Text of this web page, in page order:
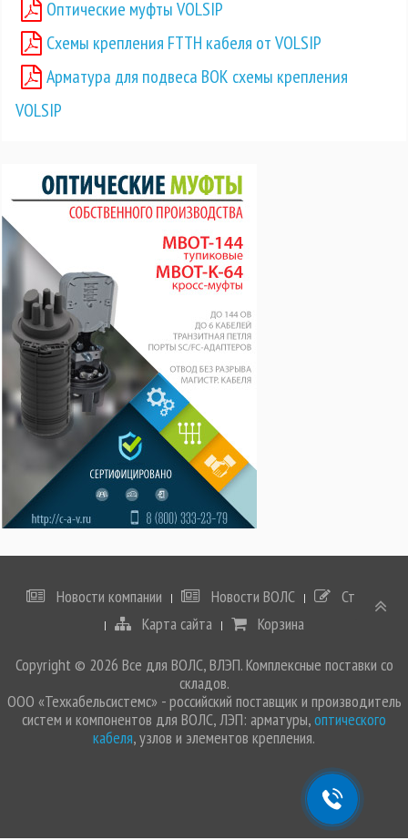
Оптические муфты VOLSIP
Схемы крепления FTTH кабеля от VOLSIP
Арматура для подвеса ВОК схемы крепления
VOLSIP
Новости компании Новости ВОЛС
Статьи
Карта сайта
Корзина
Copyright © 2026 Все для ВОЛС, ВЛЭП. Комплексные поставки со
складов.
ООО «Техкабельсистемс» - российский поставщик и производитель
систем и компонентов для ВОЛС, ЛЭП: арматуры,оптического
кабеля, узлов и элементов крепления.